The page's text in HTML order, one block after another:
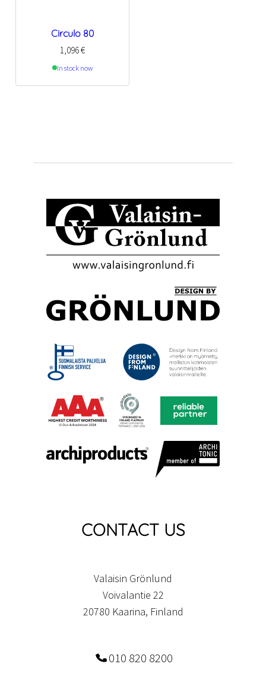
Circulo 80
1,096€
In stock now
CONTACT US
Valaisin Grönlund
Voivalantie 22
20780 Kaarina, Finland
010 820 8200